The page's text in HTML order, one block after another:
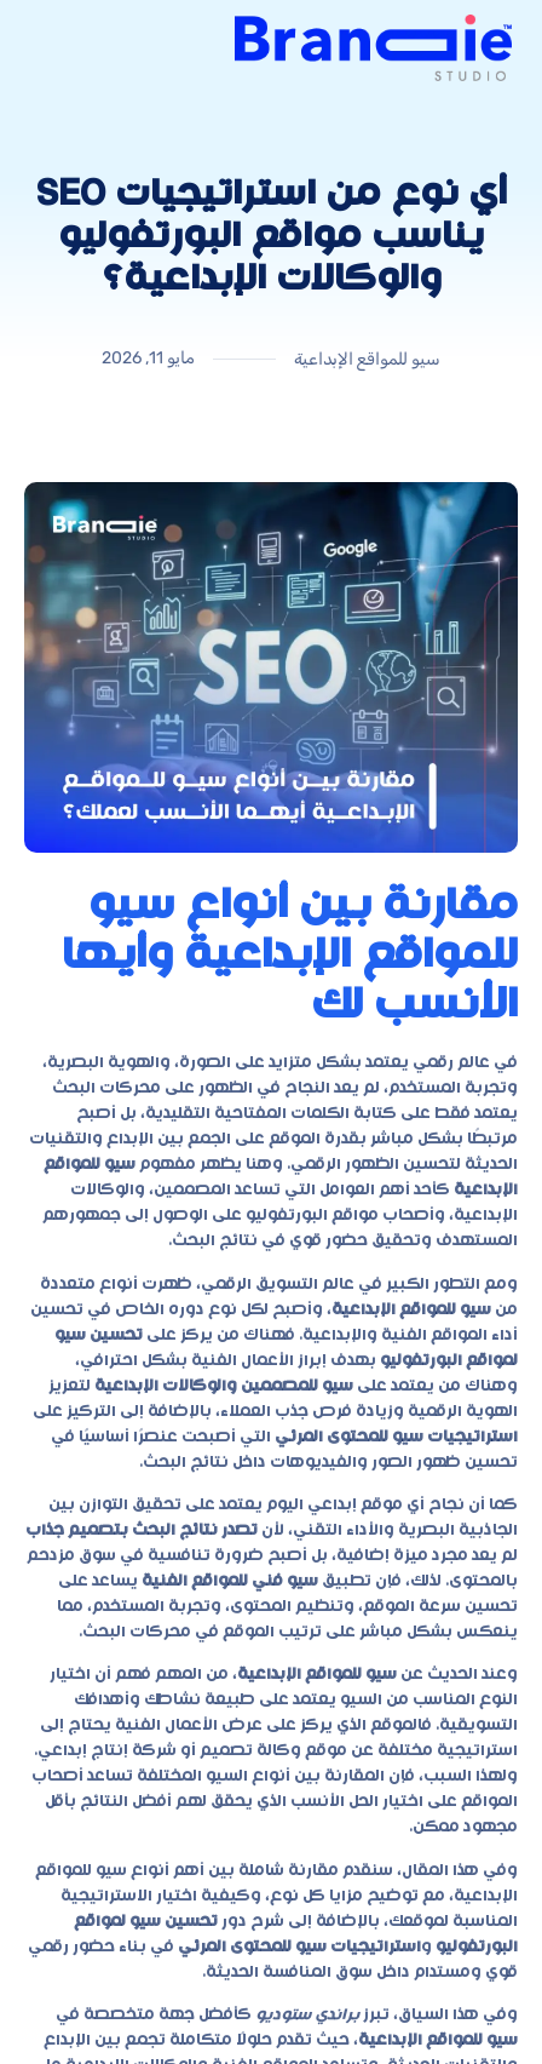
أي نوع من استراتيجيات SEO
يناسب مواقع البورتفوليو
والوكالات الإبداعية؟
سيو للمواقع الإبداعية مايو 11, 2026
مقارنة بين أنواع سيو
للمواقع الإبداعية وأيها
الأنسب لك
في عالم رقمي يعتمد بشكل متزايد على الصورة، والهوية البصرية،
وتجربة المستخدم، لم يعد النجاح في الظهور على محركات البحث
يعتمد فقط على كتابة الكلمات المفتاحية التقليدية، بل أصبح
مرتبطًا بشكل مباشر بقدرة الموقع على الجمع بين الإبداع والتقنيات
الحديثة لتحسين الظهور الرقمي. وهنا يظهر مفهوم سيو للمواقع
الإبداعية كأحد أهم العوامل التي تساعد المصممين، والوكالات
الإبداعية، وأصحاب مواقع البورتفوليو على الوصول إلى جمهورهم
المستهدف وتحقيق حضور قوي في نتائج البحث.
ومع التطور الكبير في عالم التسويق الرقمي، ظهرت أنواع متعددة
من سيو للمواقع الإبداعية، وأصبح لكل نوع دوره الخاص في تحسين
أداء المواقع الفنية والإبداعية. فهناك من يركز على تحسين سيو
لمواقع البورتفوليو بهدف إبراز الأعمال الفنية بشكل احترافي،
وهناك من يعتمد على سيو للمصممين والوكالات الإبداعية لتعزيز
الهوية الرقمية وزيادة فرص جذب العملاء، بالإضافة إلى التركيز على
استراتيجيات سيو للمحتوى المرئي التي أصبحت عنصرًا أساسيًا في
تحسين ظهور الصور والفيديوهات داخل نتائج البحث.
كما أن نجاح أي موقع إبداعي اليوم يعتمد على تحقيق التوازن بين
الجاذبية البصرية والأداء التقني، لأن تصدر نتائج البحث بتصميم جذاب
لم يعد مجرد ميزة إضافية، بل أصبح ضرورة تنافسية في سوق مزدحم
بالمحتوى. لذلك، فإن تطبيق سيو فني للمواقع الفنية يساعد على
تحسين سرعة الموقع، وتنظيم المحتوى، وتجربة المستخدم، مما
ينعكس بشكل مباشر على ترتيب الموقع في محركات البحث.
وعند الحديث عن سيو للمواقع الإبداعية، من المهم فهم أن اختيار
النوع المناسب من السيو يعتمد على طبيعة نشاطك وأهدافك
التسويقية. فالموقع الذي يركز على عرض الأعمال الفنية يحتاج إلى
استراتيجية مختلفة عن موقع وكالة تصميم أو شركة إنتاج إبداعي.
ولهذا السبب، فإن المقارنة بين أنواع السيو المختلفة تساعد أصحاب
المواقع على اختيار الحل الأنسب الذي يحقق لهم أفضل النتائج بأقل
مجهود ممكن.
وفي هذا المقال، سنقدم مقارنة شاملة بين أهم أنواع سيو للمواقع
الإبداعية، مع توضيح مزايا كل نوع، وكيفية اختيار الاستراتيجية
المناسبة لموقعك، بالإضافة إلى شرح دور تحسين سيو لمواقع
البورتفوليو واستراتيجيات سيو للمحتوى المرئي في بناء حضور رقمي
قوي ومستدام داخل سوق المنافسة الحديثة.
وفي هذا السياق، تبرزبراندي ستوديو كأفضل جهة متخصصة في
سيو للمواقع الإبداعية، حيث تقدم حلولًا متكاملة تجمع بين الإبداع